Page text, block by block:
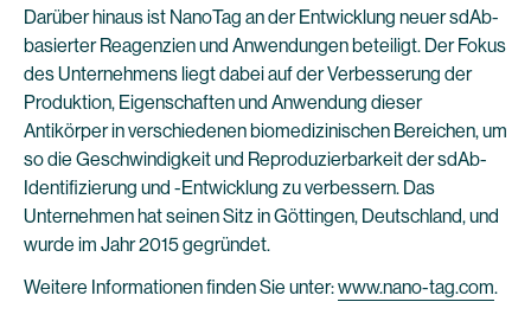
Darüber hinaus ist NanoTag an der Entwicklung neuer sdAb-
basierter Reagenzien und Anwendungen beteiligt. Der Fokus
des Unternehmens liegt dabei auf der Verbesserung der
Produktion, Eigenschaften und Anwendung dieser
Antikörper in verschiedenen biomedizinischen Bereichen, um
so die Geschwindigkeit und Reproduzierbarkeit der sdAb-
Identifizierung und -Entwicklung zu verbessern. Das
Unternehmen hat seinen Sitz in Göttingen, Deutschland, und
wurde im Jahr 2015 gegründet.
Weitere Informationen finden Sie unter:www.nano-tag.com.